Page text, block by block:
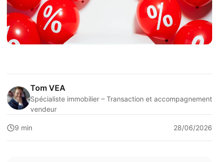
Tom VEA
Spécialiste immobilier – Transaction et accompagnement
vendeur
9 min 28/06/2026